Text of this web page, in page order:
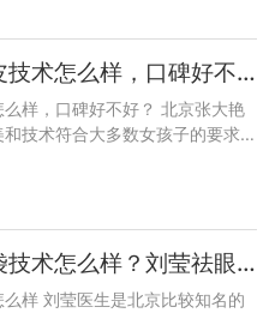
北京张大艳割双眼皮技术怎么样，口碑好不好？张大艳双眼皮在线预约
样，口碑好不好？ 北京张大艳
技术符合大多数女孩子的要求，
接拨打400-616-6769，详细沟
北京刘莹医生祛眼袋技术怎么样？刘莹祛眼袋预约咨询电话
样 刘莹医生是北京比较知名的